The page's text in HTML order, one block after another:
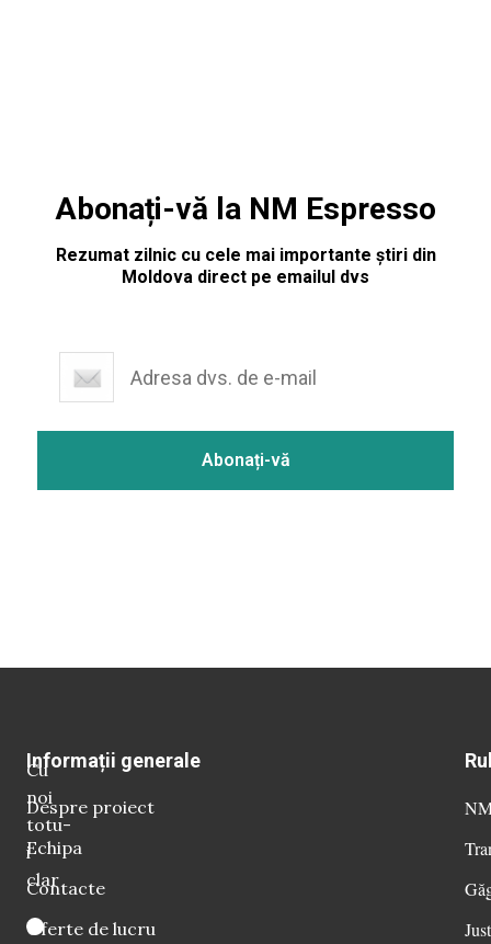
Abonați-vă la NM Espresso
Rezumat zilnic cu cele mai importante știri din
Moldova direct pe emailul dvs
Cu
noi
totu-
i
clar
Informații generale
Despre proiect
Echipa
Contacte
Oferte de lucru